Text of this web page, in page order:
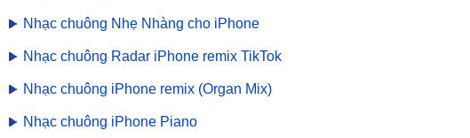
Nhạc chuông Nhẹ Nhàng cho iPhone
Nhạc chuông Radar iPhone remix TikTok
Nhạc chuông iPhone remix (Organ Mix)
Nhạc chuông iPhone Piano